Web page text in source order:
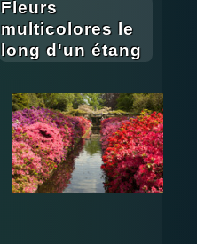
Fleurs
multicolores le
long d'un étang